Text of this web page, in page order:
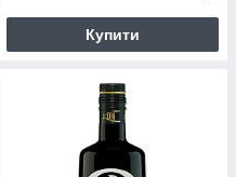
Купити